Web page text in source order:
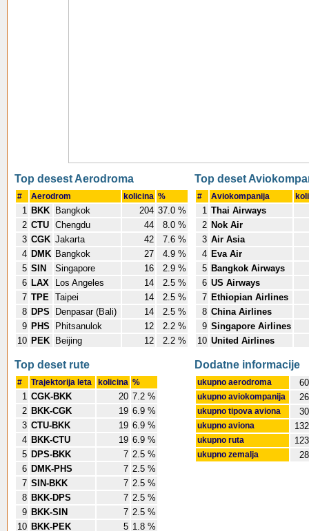
Top desest Aerodroma
# Aerodrom kolicina %
1 BKK Bangkok 204 37.0 %
2 CTU Chengdu 44
8.0 %
3 CGK Jakarta 42
7.6 %
4 DMK Bangkok 27
4.9 %
5 SIN Singapore 16
2.9 %
6 LAX Los Angeles 14
2.5 %
7 TPE Taipei 14
2.5 %
8 DPS Denpasar (Bali) 14
2.5 %
9 PHS Phitsanulok 12
2.2 %
10 PEK Beijing 12 2.2 %
Top deset
# Aviokompanija
1 Thai Airways
2 Nok Air
3 Air Asia
4 Eva Air
5 Bangkok Airways
6 US Airways
7 Ethiopian Airlines
8 China Airlines
9 Singapore Airlines
10 United Airlines
Top deset rute
# Trajektorija leta kolicina %
1 CGK-BKK 20 7.2 %
2 BKK-CGK 19 6.9 %
3 CTU-BKK 19 6.9 %
4 BKK-CTU 19 6.9 %
5 DPS-BKK 7 2.5 %
6 DMK-PHS 7 2.5 %
7 SIN-BKK 7 2.5 %
8 BKK-DPS 7 2.5 %
9 BKK-SIN 7 2.5 %
10 BKK-PEK 5 1.8 %
Dodatne informacije
ukupno aerodroma 60
ukupno aviokompanija 26
ukupno tipova aviona 30
ukupno aviona 132
ukupno ruta 123
ukupno zemalja 28